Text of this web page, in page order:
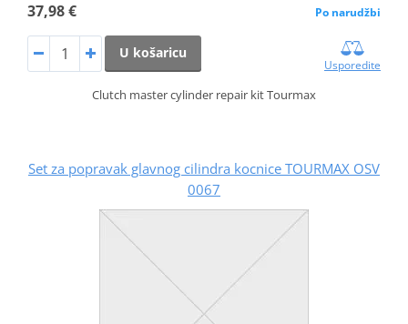
37,98 € Po narudžbi
U košaricu
Usporedite
Clutch master cylinder repair kit Tourmax
Set za popravak glavnog cilindra kocnice TOURMAX OSV
0067